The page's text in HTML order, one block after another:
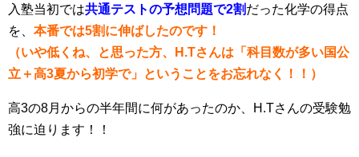
入塾当初では共通テストの予想問題で2割だった化学の得点
を、 本番では5割に伸ばしたのです！
（いや低くね、と思った方、H.Tさんは「科目数が多い国公
立＋高3夏から初学で」ということをお忘れなく！！）
高3の8月からの半年間に何があったのか、H.Tさんの受験勉
強に迫ります！！